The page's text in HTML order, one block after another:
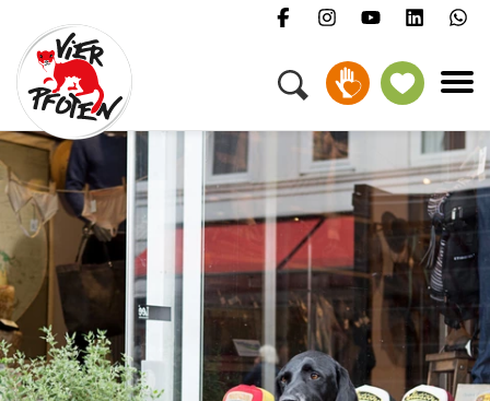
Menü
Kampagnen & Themen
Tiere
Helfen
Über uns
Jobs
Presse
FAQ
Newsletter
Kontakt